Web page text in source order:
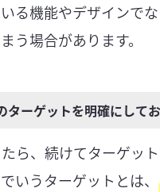
る機能やデザインで
う場合があります。
ターゲットを明確にして
ら、続けてターゲッ
いうターゲットとは、